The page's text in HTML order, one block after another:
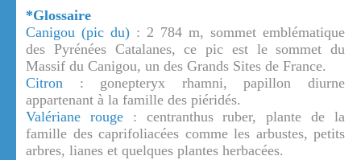
*Glossaire
Canigou (pic du) : 2 784 m, sommet emblématique
des Pyrénées Catalanes, ce pic est le sommet du
Massif du Canigou, un des Grands Sites de France.
Citron : gonepteryx rhamni, papillon diurne
appartenant à la famille des piéridés.
Valériane rouge: centranthus ruber, plante de la
famille des caprifoliacées comme les arbustes, petits
arbres, lianes et quelques plantes herbacées.